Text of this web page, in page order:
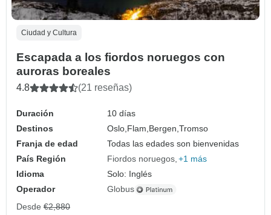
Ciudad y Cultura
Escapada a los fiordos noruegos con
auroras boreales
4.8 (21 reseñas)
Duración
10 días
Destinos
Oslo,Flam,Bergen,Tromso
Franja de edad
Todas las edades son bienvenidas
País Región
Fiordos noruegos +1 más
Idioma
Solo: Inglés
Operador
Globus
Desde €2,880